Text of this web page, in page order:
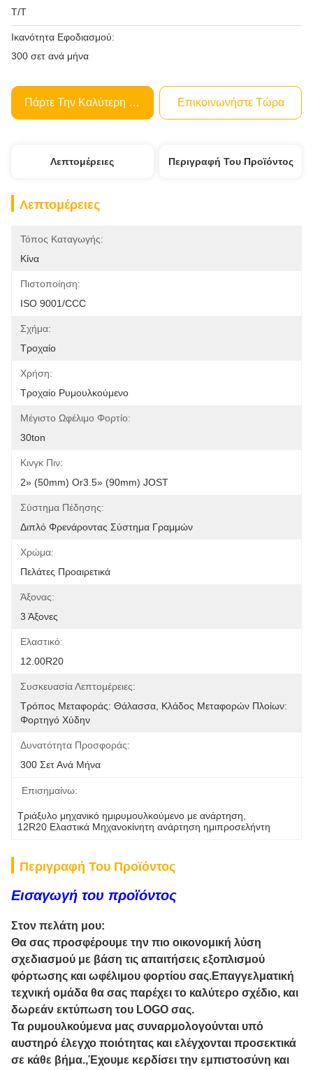
Τ/Τ
Ικανότητα Εφοδιασμού:
300 σετ ανά μήνα
Πάρτε Την Καλύτερη Τιμή Επικοινωνήστε Τώρα
Λεπτομέρειες Περιγραφή Του Προϊόντος
Λεπτομέρειες
Τόπος Καταγωγής:
Κίνα
Πιστοποίηση:
ISO 9001/CCC
Σχήμα:
Τροχαίο
Χρήση:
Τροχαίο Ρυμουλκούμενο
Μέγιστο Ωφέλιμο Φορτίο:
30ton
Κινγκ Πιν:
2» (50mm) Or3.5» (90mm) JOST
Σύστημα Πέδησης:
Διπλό Φρενάροντας Σύστημα Γραμμών
Χρώμα:
Πελάτες Προαιρετικά
Άξονας:
3 Άξονες
Ελαστικό:
12.00R20
Συσκευασία Λεπτομέρειες:
Τρόπος Μεταφοράς: Θάλασσα, Κλάδος Μεταφορών Πλοίων:
Φορτηγό Χύδην
Δυνατότητα Προσφοράς:
300 Σετ Ανά Μήνα
Επισημαίνω:
Τριάξυλο μηχανικό ημιρυμουλκούμενο με ανάρτηση
12R20 Ελαστικά Μηχανοκίνητη ανάρτηση ημιπροσελήντη
Περιγραφή Του Προϊόντος
Εισαγωγή του προϊόντος
Στον πελάτη μου:
Θα σας προσφέρουμε την πιο οικονομική λύση
σχεδιασμού με βάση τις απαιτήσεις εξοπλισμού
φόρτωσης και ωφέλιμου φορτίου σας.Επαγγελματική
τεχνική ομάδα θα σας παρέχει το καλύτερο σχέδιο, και
δωρεάν εκτύπωση του LOGO σας.
Τα ρυμουλκούμενα μας συναρμολογούνται υπό
αυστηρό έλεγχο ποιότητας και ελέγχονται προσεκτικά
σε κάθε βήμα.,Έχουμε κερδίσει την εμπιστοσύνη και